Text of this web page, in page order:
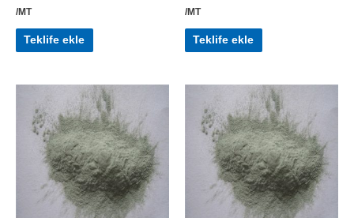
/MT
Teklife ekle
/MT
Teklife ekle